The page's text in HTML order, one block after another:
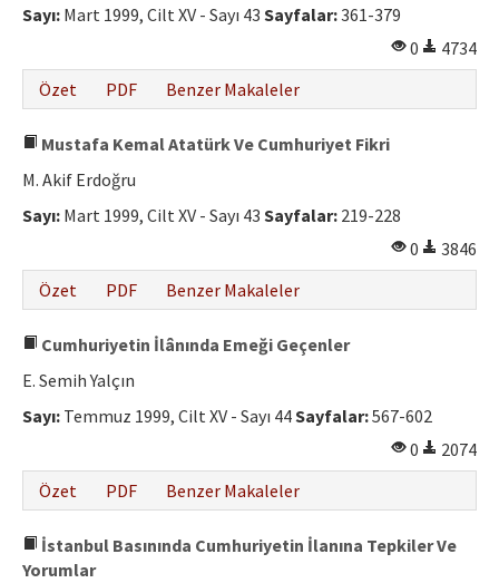
Sayı: Mart 1999, Cilt XV - Sayı 43 Sayfalar:361-379
0
4734
Özet
PDF Benzer Makaleler
Mustafa Kemal Atatürk Ve Cumhuriyet Fikri
M. Akif Erdoğru
Sayı: Mart 1999, Cilt XV - Sayı 43 Sayfalar: 219-228
0
3846
Özet
PDF Benzer Makaleler
Cumhuriyetin İlânında Emeği Geçenler
E. Semih Yalçın
Sayı: Temmuz 1999, Cilt XV - Sayı 44Sayfalar:567-602
0
2074
Özet
PDF Benzer Makaleler
İstanbul Basınında Cumhuriyetin İlanına Tepkiler Ve
Yorumlar